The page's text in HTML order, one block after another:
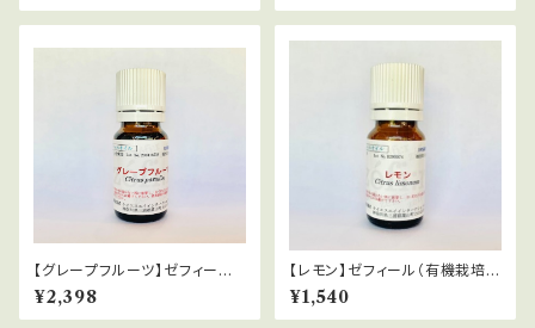
【グレープフルーツ】ゼフィール
（栽） Citrus paradisii
¥2,398
【レモン】ゼフィール（有機栽培）
Citrus limonum
¥1,540